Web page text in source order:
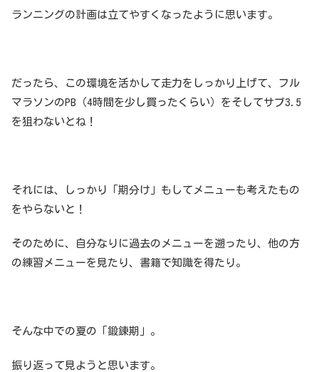
ランニングの計画は立てやすくなったように思います。
だったら、この環境を活かして走力をしっかり上げて、フル
マラソンのPB（4時間を少し買ったくらい）をそしてサブ3.5
を狙わないとね！
それには、しっかり「期分け」もしてメニューも考えたもの
をやらないと！
そのために、自分なりに過去のメニューを遡ったり、他の方
の練習メニューを見たり、書籍で知識を得たり。
そんな中での夏の「鍛錬期」。
振り返って見ようと思います。